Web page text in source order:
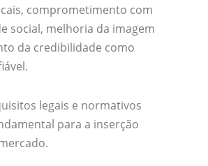
comprometimento com
social, melhoria da imagem
da credibilidade como
legais e normativos
para a inserção